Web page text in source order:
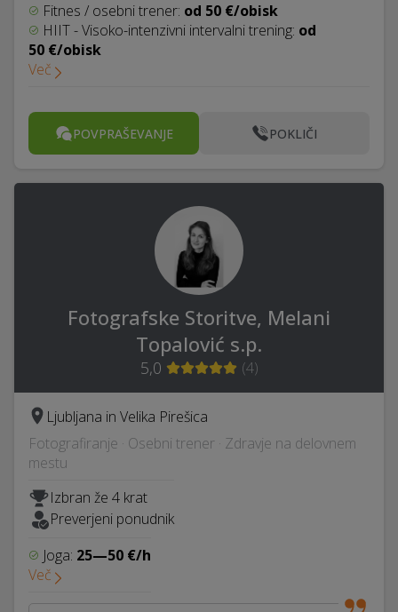
Fitnes / osebni trener: od 50 €/obisk
HIIT - Visoko-intenzivni intervalni trening: od
50 €/obisk
Več
POVPRAŠEVANJE POKLIČI
Fotografske Storitve, Melani
Topalović s.p.
5,0 (4)
Ljubljana in Velika Pirešica
Fotografiranje · Osebni trener · Zdravje na delovnem
mestu
Izbran že 4 krat
Preverjeni ponudnik
Joga: 25—50 €/h
Več